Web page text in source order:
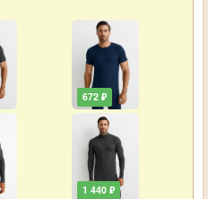
672 ₽
1 440 ₽